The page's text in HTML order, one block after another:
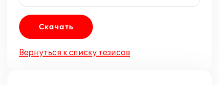
Скачать
Вернуться к списку тезисов